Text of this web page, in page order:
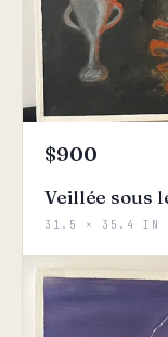
$900
Veillée sous
31.5 × 35.4 IN